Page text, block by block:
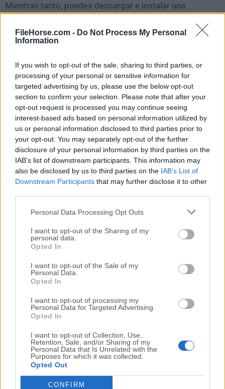
FileHorse.com - Do Not Process My Personal
Information
If you wish to opt-out of the sale, sharing to third parties, or
processing of your personal or sensitive information for
targeted advertising by us, please use the below opt-out
section to confirm your selection. Please note that after your
opt-out request is processed you may continue seeing
interest-based ads based on personal information utilized by
us or personal information disclosed to third parties prior to
your opt-out. You may separately opt-out of the further
disclosure of your personal information by third parties on the
IAB’s list of downstream participants. This information may
also be disclosed by us to third parties on the IAB’s List of
Downstream Participants that may further disclose it to other
Personal Data Processing Opt Outs
I want to opt-out of the Sharing of my
personal data.
Opted In
I want to opt-out of the Sale of my
Personal Data.
Opted In
I want to opt-out of processing my
Personal Data for Targeted Advertising.
Opted In
I want to opt-out of Collection, Use,
Retention, Sale, and/or Sharing of my
Personal Data that Is Unrelated with the
Purposes for which it was collected.
Opted Out
CONFIRM
Mientras tanto, puedes descargar e instalar una
25118.
reciente de Beyond Compare for Maco leer nuestra
reseña, simplemente hazclic aquí.
Todas las versiones antiguas distribuidas en nuestro
sitio web son completamente libres de virus y están
disponibles para su descarga sin costo alguno.
Nos encantaría saber de ti
Si tienes alguna pregunta o idea que desees compartir
con nosotros, dirígete a nuestrapágina de contactoy
háznoslo saber. ¡Valoramos tu opinión!
Descargar Beyond Compare 4.3.7 Build